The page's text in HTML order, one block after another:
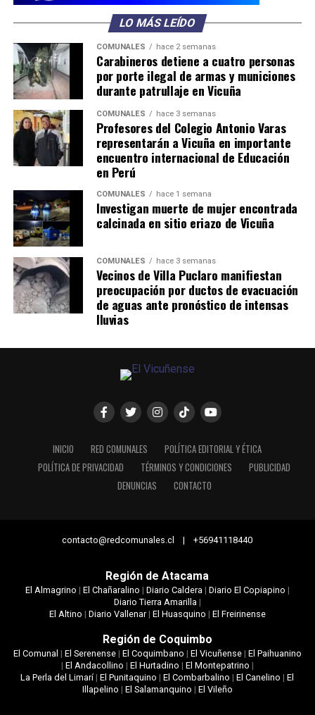
LO MÁS LEÍDO
COMUNALES hace 2 semanas
Carabineros detiene a cuatro personas
por porte ilegal de armas y municiones
durante patrullaje en Vicuña
COMUNALES hace 3 semanas
Profesores del Colegio Antonio Varas
representarán a Vicuña en importante
encuentro internacional de Educación
en Perú
COMUNALES hace 1 semana
Investigan muerte de mujer encontrada
calcinada en sitio eriazo de Vicuña
COMUNALES hace 3 semanas
Vecinos de Villa Puclaro manifiestan
preocupación por ductos de evacuación
de aguas ante pronóstico de intensas
lluvias
INICIO RED COMUNALES
POLÍTICA EDITORIAL Y ÉTICA
POLÍTICA DE PRIVACIDAD
TÉRMINOS Y CONDICIONES
PUBLICIDAD
DENUNCIAS
CONTACTO
contacto@redcomunales.cl | +56941118440
Región de Atacama
El Almagrino | El Chañaralino | Diario Caldera| Diario El Copiapino |
Diario Tierra Amarilla|
El Altino | Diario Vallenar| El Huasquino | El Freirinense
Región de Coquimbo
El Comunal | El Serenense| El Coquimbano | El Vicuñense| El Paihuanino
| El Andacollino | El Hurtadino | El Montepatrino |
La Perla del Limarí|El Punitaquino |El Combarbalino |El Canelino |El
Illapelino | El Salamanquino | El Vileño